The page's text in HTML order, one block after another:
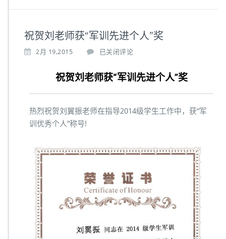
祝贺刘老师获“军训先进个人”奖
2月 19,2015 已关闭评论
祝贺刘老师获“军训先进个人”奖
热烈祝贺刘翼振老师在指导2014级学生工作中，获“军
训优秀个人”称号!